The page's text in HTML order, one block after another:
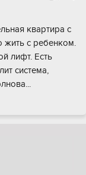
квартира с
жить с ребенком.
лифт. Есть
система,